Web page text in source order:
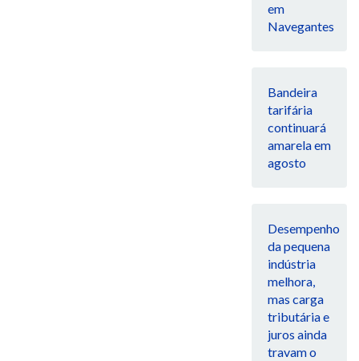
em
Navegantes
Bandeira
tarifária
continuará
amarela em
agosto
Desempenho
da pequena
indústria
melhora,
mas carga
tributária e
juros ainda
travam o